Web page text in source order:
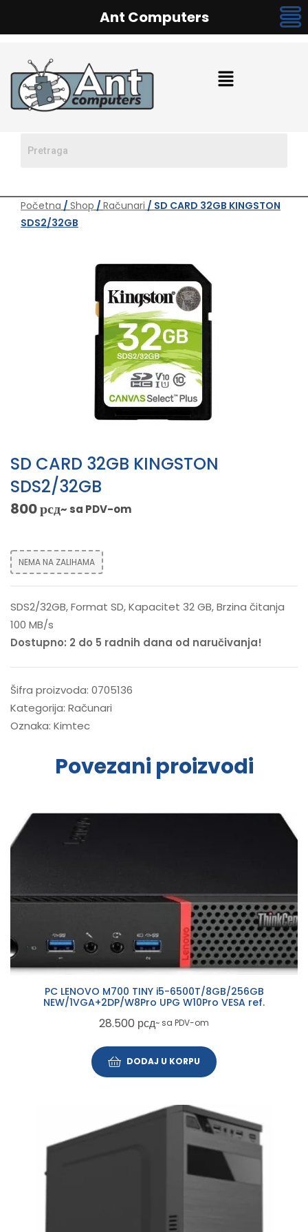
Početna / Shop / Računari / SD CARD 32GB KINGSTON
SDS2/32GB
SD CARD 32GB KINGSTON
SDS2/32GB
800рсд~ sa PDV-om
NEMA NA ZALIHAMA
SDS2/32GB, Format SD, Kapacitet 32 GB, Brzina čitanja
100 MB/s
Dostupno: 2 do 5 radnih dana od naručivanja!
Šifra proizvoda: 0705136
Kategorija: Računari
Oznaka: Kimtec
Povezani proizvodi
PC LENOVO M700 TINY i5-6500T/8GB/256GB
NEW/1VGA+2DP/W8Pro UPG W10Pro VESA ref.
28.500 рсд~ sa PDV-om
DODAJ U KORPU
Ant Computers